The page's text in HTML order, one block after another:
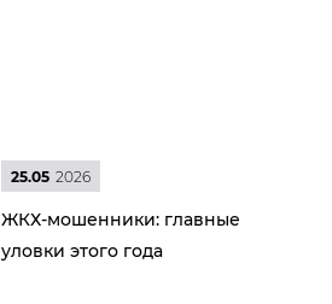
25.05 2026
ЖКХ-мошенники: главные
уловки этого года